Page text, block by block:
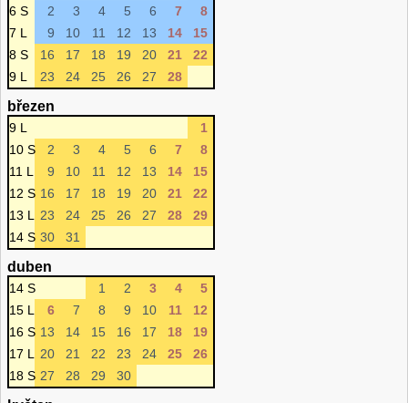
6 S
2 3 4 5 6 7
8
7 L
9 10 11 12 13 14
15
8 S
16 17 18 19 20 21
22
9 L
23 24 25 26 27 28
březen
9 L
1
10 S
2 3 4 5 6 7
8
11 L
9 10 11 12 13 14
15
12 S 16 17 18 19 20 21
22
13 L
23 24 25 26 27 28
29
14 S 30 31
duben
14 S 1 2 3 4
5
15 L
6 7 8 9 10 11
12
16 S 13 14 15 16 17 18
19
17 L
20 21 22 23 24 25
26
18 S 27 28 29 30